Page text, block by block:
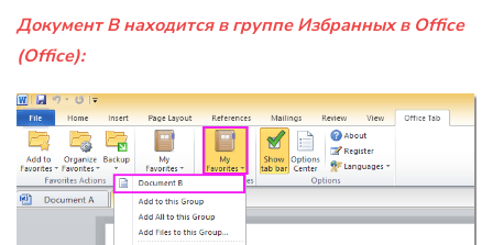
Документ B находится в группе Избранных в Office
(Office):